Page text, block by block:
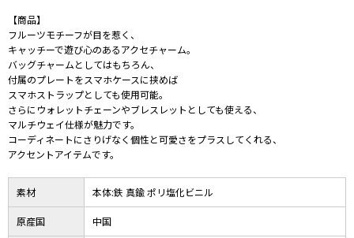
【商品】
フルーツモチーフが目を惹く、
キャッチーで遊び心のあるアクセチャーム。
バッグチャームとしてはもちろん、
付属のプレートをスマホケースに挟めば
スマホストラップとしても使用可能。
さらにウォレットチェーンやブレスレットとしても使える、
マルチウェイ仕様が魅力です。
コーディネートにさりげなく個性と可愛さをプラスしてくれる、
アクセントアイテムです。
素材 本体:鉄 真鍮 ポリ塩化ビニル
原産国 中国